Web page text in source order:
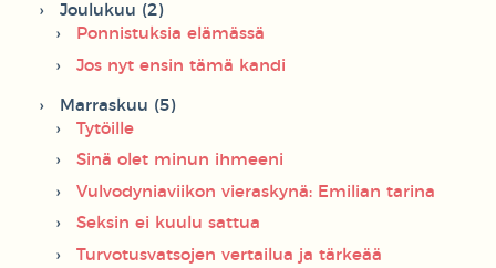
Joulukuu (2)
Ponnistuksia elämässä
Jos nyt ensin tämä kandi
Marraskuu (5)
Tytöille
Sinä olet minun ihmeeni
Vulvodyniaviikon vieraskynä: Emilian tarina
Seksin ei kuulu sattua
Turvotusvatsojen vertailua ja tärkeää